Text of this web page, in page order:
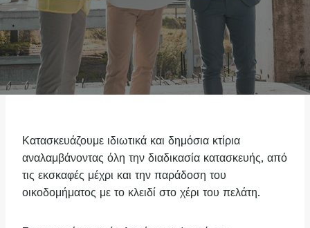
Κατασκευάζουμε ιδιωτικά και δημόσια κτίρια
αναλαμβάνοντας όλη την διαδικασία κατασκευής, από
τις εκσκαφές μέχρι και την παράδοση του
οικοδομήματος με το κλειδί στο χέρι του πελάτη.